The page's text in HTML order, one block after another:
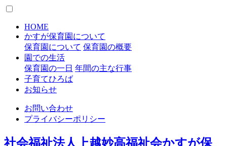
HOME
かすが保育園について
保育園について 保育園の概要
園での生活
保育園の一日 年間の主な行事
子育てひろば
お知らせ
お問い合わせ
プライバシーポリシー
社会福祉法人上越妙高福祉会かすが保